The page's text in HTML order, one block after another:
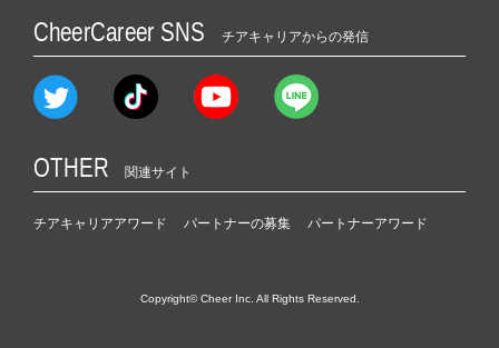
CheerCareer SNS チアキャリアからの発信
OTHER 関連サイト
チアキャリアアワード パートナーの募集 パートナーアワード
Copyright© Cheer Inc. All Rights Reserved.